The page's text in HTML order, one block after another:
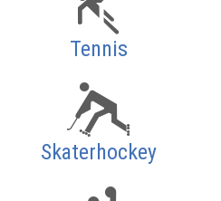
Tennis
Skaterhockey